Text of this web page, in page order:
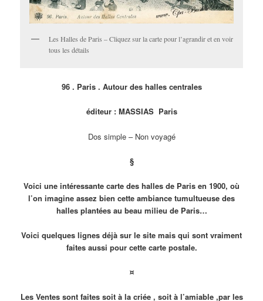
Les Halles de Paris – Cliquez sur la carte pour l’agrandir et en voir
tous les détails
96 . Paris . Autour des halles centrales
éditeur : MASSIAS Paris
Dos simple – Non voyagé
§
Voici une intéressante carte des halles de Paris en 1900, où
l’on imagine assez bien cette ambiance tumultueuse des
halles plantées au beau milieu de Paris…
Voici quelques lignes déjà sur le site mais qui sont vraiment
faites aussi pour cette carte postale.
¤
Les Ventes sont faites soit à la criée , soit à l’amiable ,par les